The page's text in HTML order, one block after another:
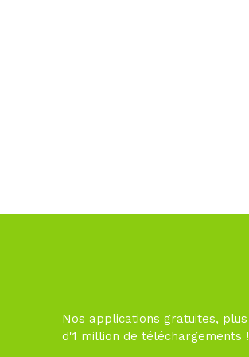
Nos applications gratuites, plus
d'1 million de téléchargements !